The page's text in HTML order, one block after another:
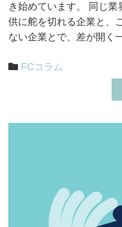
き始めています。 同じ
供に舵を切れる企業と、
ない企業とで、差が開く
FCコラム